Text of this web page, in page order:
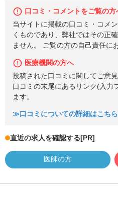
口コミ・コメントをご覧の方
当サイトに掲載の口コミ・コメ
くものであり、弊社ではその正
ません。 ご覧の方の自己責任に
医療機関の方へ
投稿された口コミに関してご意
口コミの末尾にあるリンク(入力
ます。
≫口コミについての詳細はこちら
直近の求人を確認する[PR]
医師の方